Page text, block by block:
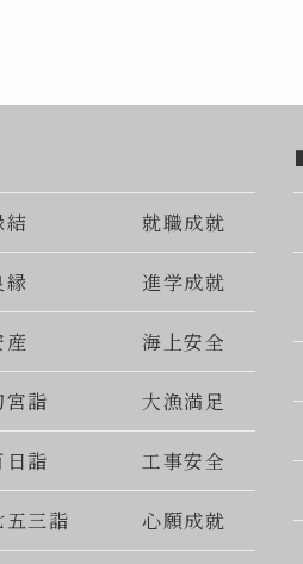
結 就職成就
縁 進学成就
産 海上安全
宮詣 大漁満足
日詣 工事安全
五三詣 心願成就